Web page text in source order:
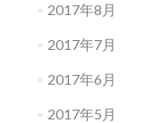
2017年8月
2017年7月
2017年6月
2017年5月